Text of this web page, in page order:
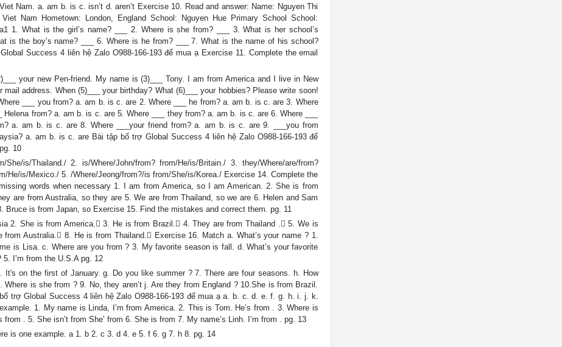
Nam. a. am b. is c. isn’t d. aren’t Exercise 10. Read and answer: Name: Nguyen Thi
Nam Hometown: London, England School: Nguyen Hue Primary School School:
1. What is the girl’s name? ___ 2. Where is she from? ___ 3. What is her school’s
is the boy’s name? ___ 6. Where is he from? ___ 7. What is the name of his school?
Success 4 liên hệ Zalo O988-166-193 để mua ạ Exercise 11. Complete the email
your new Pen-friend. My name is (3)___ Tony. I am from America and I live in New
address. When (5)___ your birthday? What (6)___ your hobbies? Please write soon!
___ you from? a. am b. is c. are 2. Where ___ he from? a. am b. is c. are 3. Where
Helena from? a. am b. is c. are 5. Where ___ they from? a. am b. is c. are 6. Where ___
a. am b. is c. are 8. Where ___your friend from? a. am b. is c. are 9. ___you from
a. am b. is c. are Bài tập bổ trợ Global Success 4 liên hệ Zalo O988-166-193 để
10
is/Thailand./ 2. is/Where/John/from? from/He/is/Britain./ 3. they/Where/are/from?
He/is/Mexico./ 5. /Where/Jeong/from?/is from/She/is/Korea./ Exercise 14. Complete the
words when necessary 1. I am from America, so I am American. 2. She is from
are from Australia, so they are 5. We are from Thailand, so we are 6. Helen and Sam
Bruce is from Japan, so Exercise 15. Find the mistakes and correct them. pg. 11
2. She is from America. 3. He is from Brazil. 4. They are from Thailand . 5. We is
Australia. 8. He is from Thailand. Exercise 16. Match a. What’s your name ? 1.
is Lisa. c. Where are you from ? 3. My favorite season is fall. d. What’s your favorite
I’m from the U.S.A pg. 12
on the first of January. g. Do you like summer ? 7. There are four seasons. h. How
is she from ? 9. No, they aren’t j. Are they from England ? 10.She is from Brazil.
trợ Global Success 4 liên hệ Zalo O988-166-193 để mua ạ a. b. c. d. e. f. g. h. i. j. k.
1. My name is Linda, I’m from America. 2. This is Tom. He’s from . 3. Where is
from . 5. She isn’t from She’ from 6. She is from 7. My name’s Linh. I’m from . pg. 13
is one example. a 1. b 2. c 3. d 4. e 5. f 6. g 7. h 8. pg. 14